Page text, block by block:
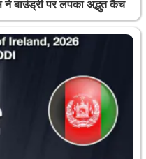
पर लपका अद्भुत कैच